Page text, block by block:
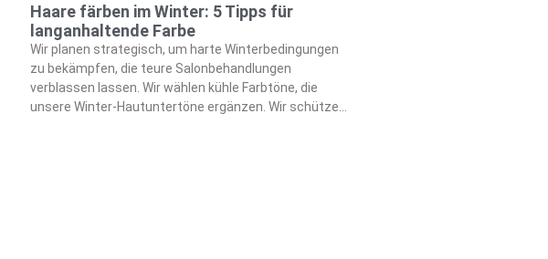
Haare färben im Winter: 5 Tipps für
langanhaltende Farbe
Wir planen strategisch, um harte Winterbedingungen
zu bekämpfen, die teure Salonbehandlungen
verblassen lassen. Wir wählen kühle Farbtöne, die
unsere Winter-Hautuntertöne ergänzen. Wir schützen